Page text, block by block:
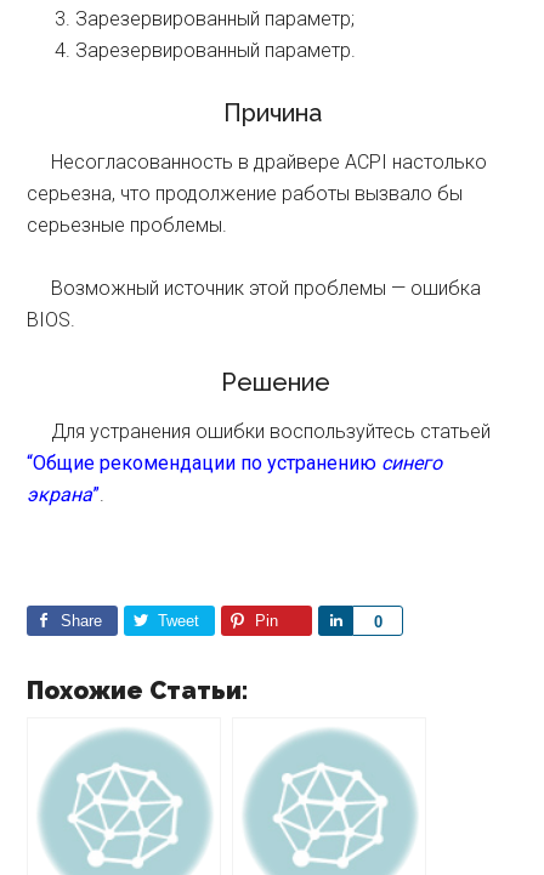
Зарезервированный параметр;
Зарезервированный параметр.
Причина
Несогласованность в драйвере ACPI настолько
серьезна, что продолжение работы вызвало бы
серьезные проблемы.
Возможный источник этой проблемы — ошибка
BIOS.
Решение
Для устранения ошибки воспользуйтесь статьей
“Общие рекомендации по устранению синего
экрана”.
Share Tweet Pin 0
e
Похожие Статьи: